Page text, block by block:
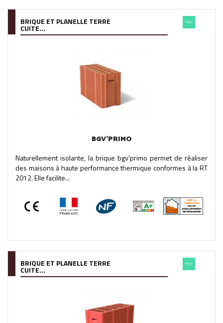
BRIQUE ET PLANELLE TERRE
CUITE...
BGV'PRIMO
Naturellement isolante, la brique bgv'primo permet de réaliser
des maisons à haute performance thermique conformes à la RT
2012. Elle facilite...
BRIQUE ET PLANELLE TERRE
CUITE...